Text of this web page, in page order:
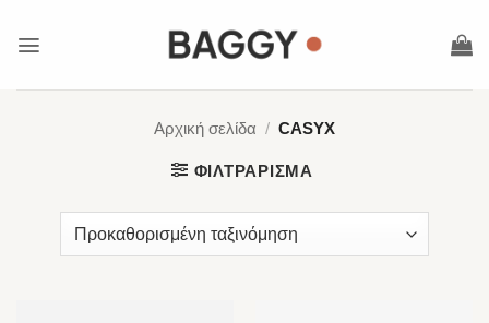
στο
Αρχική σελίδα / CASYX
ΦΙΛΤΡΆΡΙΣΜΑ